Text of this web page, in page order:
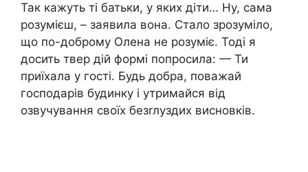
Так кажуть ті батьки, у яких діти… Ну, сама
розумієш, – заявила вона. Стало зрозуміло,
що по-доброму Олена не розуміє. Тоді я
досить твер дій формі попросила: — Ти
приїхала у гості. Будь добра, поважай
господарів будинку і утримайся від
озвучування своїх безrлуздих висновків.